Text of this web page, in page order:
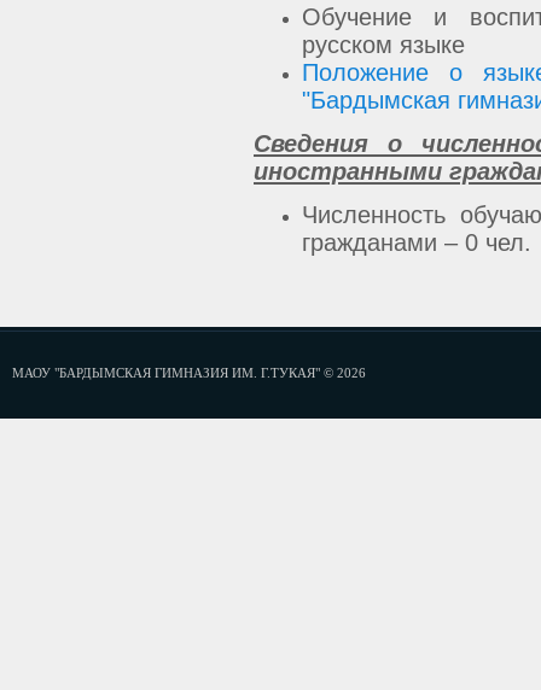
Обучение и
русском языке
Положение о
"Бардымская
Сведения о
иностранными
Численность
гражданами – 0 чел.
МАОУ "БАРДЫМСКАЯ ГИМНАЗИЯ ИМ. Г.ТУКАЯ" © 2026